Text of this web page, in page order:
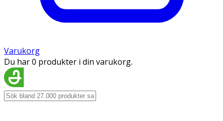
Varukorg
Du har 0 produkter i din varukorg.